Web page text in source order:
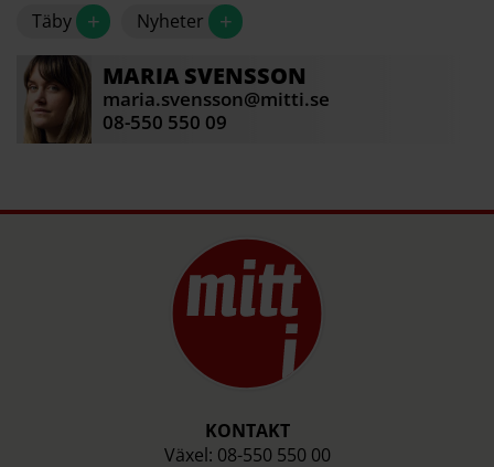
Täby + Nyheter +
MARIA SVENSSON
maria.svensson@mitti.se
08-550 550 09
KONTAKT
Växel: 08-550 550 00